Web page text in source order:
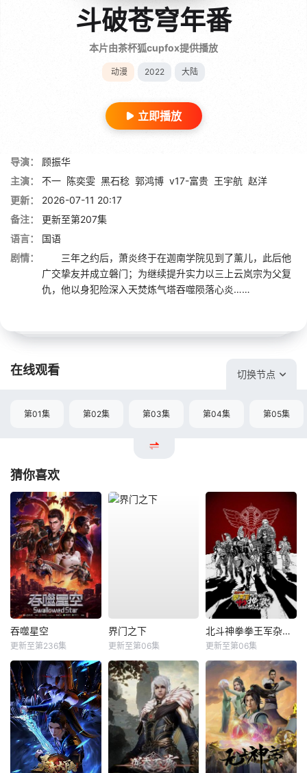
斗破苍穹年番
本片由茶杯狐cupfox提供播放
动漫 2022 大陆
立即播放
导演：
顾振华
主演：
不一 陈奕雯 黑石稔 郭鸿博 v17-富贵 王宇航 赵洋
更新：
2026-07-11 20:17
备注：
更新至第207集
语言：
国语
剧情：
三年之约后，萧炎终于在迦南学院见到了薰儿，此后他
广交挚友并成立磐门；为继续提升实力以三上云岚宗为父复
仇，他以身犯险深入天焚炼气塔吞噬陨落心炎……
在线观看 切换节点
第01集 第02集 第03集 第04集 第05集
猜你喜欢
吞噬星空
更新至第236集
界门之下
更新至第06集
北斗神拳拳王军杂兵们的挽歌
更新至第06集